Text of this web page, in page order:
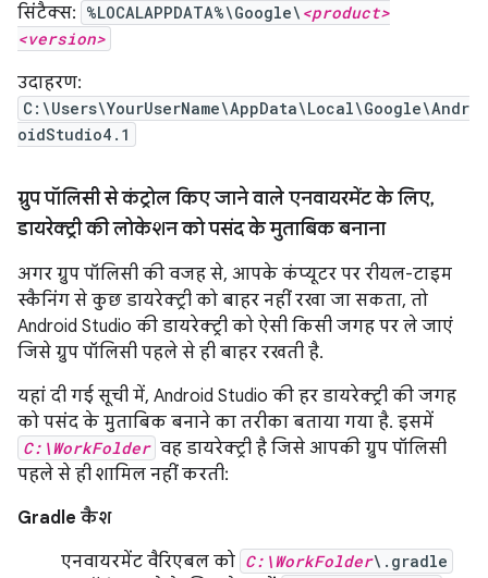
सिंटैक्स: %LOCALAPPDATA%\Google\ <product>
<version>
उदाहरण:
C:\Users\YourUserName\AppData\Local\Google\Andr
oidStudio4.1
ग्रुप पॉलिसी से कंट्रोल किए जाने वाले एनवायरमेंट के लिए,
डायरेक्ट्री की लोकेशन को पसंद के मुताबिक बनाना
अगर ग्रुप पॉलिसी की वजह से, आपके कंप्यूटर पर रीयल-टाइम
स्कैनिंग से कुछ डायरेक्ट्री को बाहर नहीं रखा जा सकता, तो
Android Studio की डायरेक्ट्री को ऐसी किसी जगह पर ले जाएं
जिसे ग्रुप पॉलिसी पहले से ही बाहर रखती है.
यहां दी गई सूची में, Android Studio की हर डायरेक्ट्री की जगह
को पसंद के मुताबिक बनाने का तरीका बताया गया है. इसमें
C:\WorkFolder वह डायरेक्ट्री है जिसे आपकी ग्रुप पॉलिसी
पहले से ही शामिल नहीं करती:
Gradle कैश
एनवायरमेंट वैरिएबल को C:\WorkFolder\.gradle